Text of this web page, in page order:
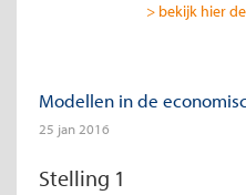
> bekijk hier
Modellen in de
25 jan 2016
Stelling 1